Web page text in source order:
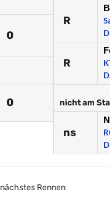
0
0
R
R
nicht am
ns
nächstes Rennen